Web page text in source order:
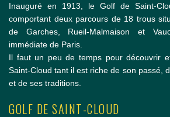
Inauguré en 1913, le Golf de Saint-
comportant deux parcours de 18 trous
de Garches, Rueil-Malmaison et
immédiate de Paris.
Il faut un peu de temps pour découvrir
Saint-Cloud tant il est riche de son passé,
et de ses traditions.
GOLF DE SAINT-CLOUD